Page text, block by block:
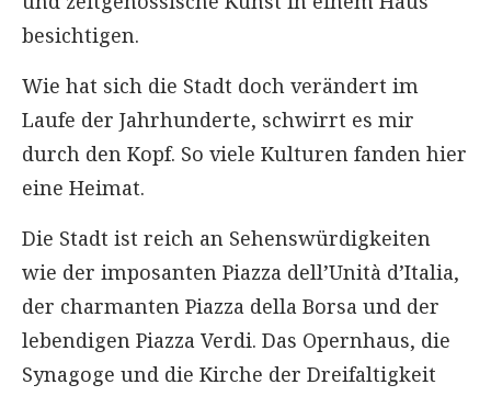
besichtigen.
Wie hat sich die Stadt doch verändert im
Laufe der Jahrhunderte, schwirrt es mir
durch den Kopf. So viele Kulturen fanden hier
eine Heimat.
Die Stadt ist reich an Sehenswürdigkeiten
wie der imposanten Piazza dell’Unità d’Italia,
der charmanten Piazza della Borsa und der
lebendigen Piazza Verdi. Das Opernhaus, die
Synagoge und die Kirche der Dreifaltigkeit